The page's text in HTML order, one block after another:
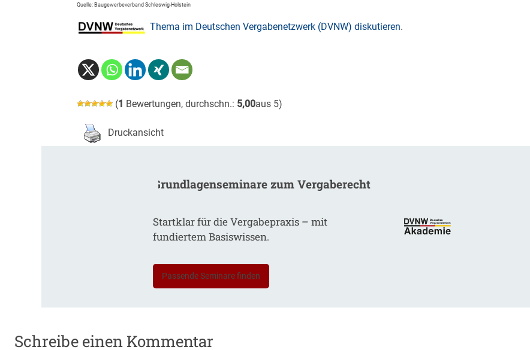
Quelle: Baugewerbeverband Schleswig-Holstein
Thema im Deutschen Vergabenetzwerk (DVNW) diskutieren.
(1 Bewertungen, durchschn.: 5,00aus 5)
Druckansicht
Grundlagenseminare zum Vergaberecht
Startklar für die Vergabepraxis – mit
fundiertem Basiswissen.
Passende Seminare finden
Schreibe einen Kommentar